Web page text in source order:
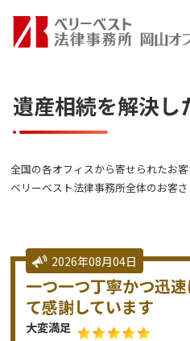
遺産相続を解決し
全国の各オフィスから寄せられたお
ベリーベスト法律事務所全体のお客さ
2026年08月04日
一つ一つ丁寧かつ迅
て感謝しています
大変満足